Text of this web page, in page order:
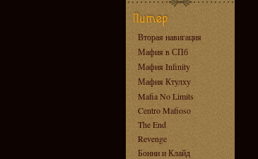
Вторая навигация
Мафия в СПб
Мафия Infinity
Мафия Ктулху
Mafia No Limits
Centro Mafioso
The End
Revenge
Бонни и Клайд